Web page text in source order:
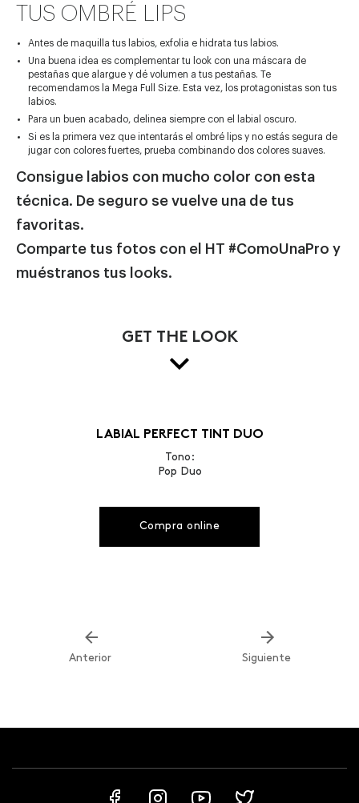
TUS OMBRÉ LIPS
Antes de maquilla tus labios, exfolia e hidrata tus labios.
Una buena idea es complementar tu look con una máscara de
pestañas que alargue y dé volumen a tus pestañas. Te
recomendamos la Mega Full Size. Esta vez, los protagonistas son tus
labios.
Para un buen acabado, delinea siempre con el labial oscuro.
Si es la primera vez que intentarás el ombré lips y no estás segura de
jugar con colores fuertes, prueba combinando dos colores suaves.
Consigue labios con mucho color con esta
técnica. De seguro se vuelve una de tus
favoritas.
Comparte tus fotos con el HT #ComoUnaPro y
muéstranos tus looks.
GET THE LOOK
LABIAL PERFECT TINT DUO
Tono:
Pop Duo
Compra online
Anterior Siguiente